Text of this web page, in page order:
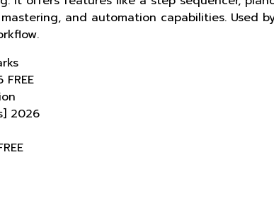
and automation capabilities. Used
2026